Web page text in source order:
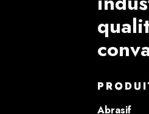
Abrasif